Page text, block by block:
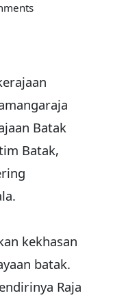
Batak
Batak,
kekhasan
batak.
Raja